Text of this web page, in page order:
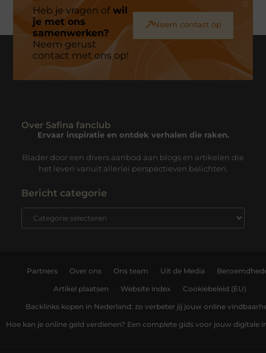
Heb je vragen ofwil
je met ons
samenwerken?
Neem gerust
contact met ons op!
Neem contact op
Over Safina fanclub
Ervaar inspiratie en ontdek verhalen die raken.
Blader door een divers aanbod aan blogs en artikelen die
het leven vanuit allerlei perspectieven belichten.
Bericht categorie
Partners Over ons Ons team Uit de Media
Artikel plaatsen Website index Cookiebeleid (EU)
Backlinks kopen in Nederland: zo verbeter jij jouw online
Hoe kan je online geld verdienen? Een complete gids voor jouw digitale